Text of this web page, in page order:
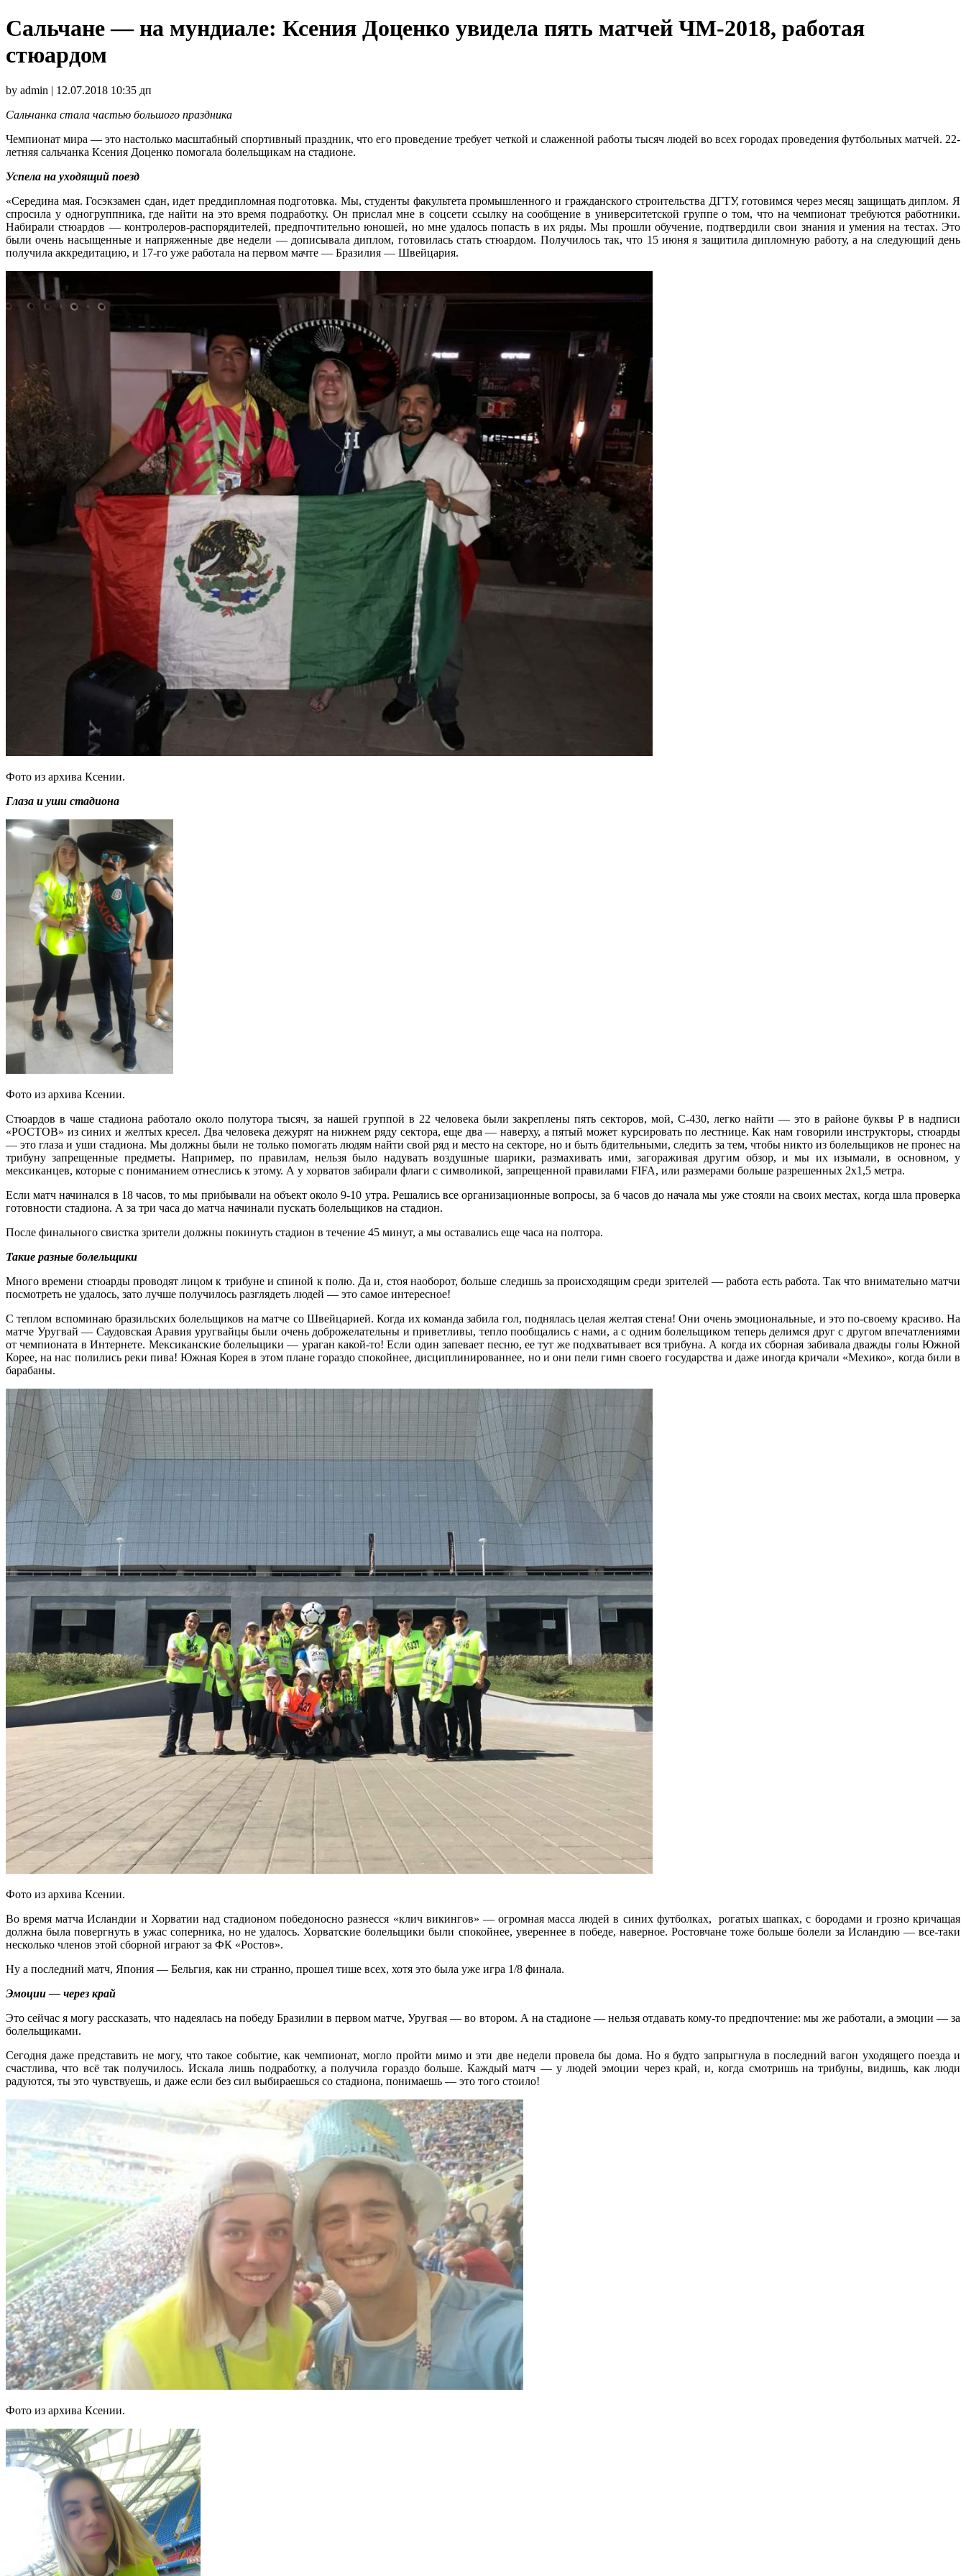
Сальчане — на мундиале: Ксения Доценко увидела пять матчей ЧМ-2018, работая
стюардом
by admin | 12.07.2018 10:35 дп
Сальчанка стала частью большого праздника
Чемпионат мира — это настолько масштабный спортивный праздник, что его проведение требует четкой и слаженной работы тысяч людей во всех городах проведения футбольных матчей. 22-
летняя сальчанка Ксения Доценко помогала болельщикам на стадионе.
Успела на уходящий поезд
«Середина мая. Госэкзамен сдан, идет преддипломная подготовка. Мы, студенты факультета промышленного и гражданского строительства ДГТУ, готовимся через месяц защищать диплом. Я
спросила у одногруппника, где найти на это время подработку. Он прислал мне в соцсети ссылку на сообщение в университетской группе о том, что на чемпионат требуются работники.
Набирали стюардов — контролеров-распорядителей, предпочтительно юношей, но мне удалось попасть в их ряды. Мы прошли обучение, подтвердили свои знания и умения на тестах. Это
были очень насыщенные и напряженные две недели — дописывала диплом, готовилась стать стюардом. Получилось так, что 15 июня я защитила дипломную работу, а на следующий день
получила аккредитацию, и 17-го уже работала на первом мачте — Бразилия — Швейцария.
Фото из архива Ксении.
Глаза и уши стадиона
Фото из архива Ксении.
Стюардов в чаше стадиона работало около полутора тысяч, за нашей группой в 22 человека были закреплены пять секторов, мой, С-430, легко найти — это в районе буквы Р в надписи
«РОСТОВ» из синих и желтых кресел. Два человека дежурят на нижнем ряду сектора, еще два — наверху, а пятый может курсировать по лестнице. Как нам говорили инструкторы, стюарды
— это глаза и уши стадиона. Мы должны были не только помогать людям найти свой ряд и место на секторе, но и быть бдительными, следить за тем, чтобы никто из болельщиков не пронес на
трибуну запрещенные предметы. Например, по правилам, нельзя было надувать воздушные шарики, размахивать ими, загораживая другим обзор, и мы их изымали, в основном, у
мексиканцев, которые с пониманием отнеслись к этому. А у хорватов забирали флаги с символикой, запрещенной правилами FIFA, или размерами больше разрешенных 2х1,5 метра.
Если матч начинался в 18 часов, то мы прибывали на объект около 9-10 утра. Решались все организационные вопросы, за 6 часов до начала мы уже стояли на своих местах, когда шла проверка
готовности стадиона. А за три часа до матча начинали пускать болельщиков на стадион.
После финального свистка зрители должны покинуть стадион в течение 45 минут, а мы оставались еще часа на полтора.
Такие разные болельщики
Много времени стюарды проводят лицом к трибуне и спиной к полю. Да и, стоя наоборот, больше следишь за происходящим среди зрителей — работа есть работа. Так что внимательно матчи
посмотреть не удалось, зато лучше получилось разглядеть людей — это самое интересное!
С теплом вспоминаю бразильских болельщиков на матче со Швейцарией. Когда их команда забила гол, поднялась целая желтая стена! Они очень эмоциональные, и это по-своему красиво. На
матче Уругвай — Саудовская Аравия уругвайцы были очень доброжелательны и приветливы, тепло пообщались с нами, а с одним болельщиком теперь делимся друг с другом впечатлениями
от чемпионата в Интернете. Мексиканские болельщики — ураган какой-то! Если один запевает песню, ее тут же подхватывает вся трибуна. А когда их сборная забивала дважды голы Южной
Корее, на нас полились реки пива! Южная Корея в этом плане гораздо спокойнее, дисциплинированнее, но и они пели гимн своего государства и даже иногда кричали «Мехико», когда били в
барабаны.
Фото из архива Ксении.
Во время матча Исландии и Хорватии над стадионом победоносно разнесся «клич викингов» — огромная масса людей в синих футболках, рогатых шапках, с бородами и грозно кричащая
должна была повергнуть в ужас соперника, но не удалось. Хорватские болельщики были спокойнее, увереннее в победе, наверное. Ростовчане тоже больше болели за Исландию — все-таки
несколько членов этой сборной играют за ФК «Ростов».
Ну а последний матч, Япония — Бельгия, как ни странно, прошел тише всех, хотя это была уже игра 1/8 финала.
Эмоции — через край
Это сейчас я могу рассказать, что надеялась на победу Бразилии в первом матче, Уругвая — во втором. А на стадионе — нельзя отдавать кому-то предпочтение: мы же работали, а эмоции — за
болельщиками.
Сегодня даже представить не могу, что такое событие, как чемпионат, могло пройти мимо и эти две недели провела бы дома. Но я будто запрыгнула в последний вагон уходящего поезда и
счастлива, что всё так получилось. Искала лишь подработку, а получила гораздо больше. Каждый матч — у людей эмоции через край, и, когда смотришь на трибуны, видишь, как люди
радуются, ты это чувствуешь, и даже если без сил выбираешься со стадиона, понимаешь — это того стоило!
Фото из архива Ксении.